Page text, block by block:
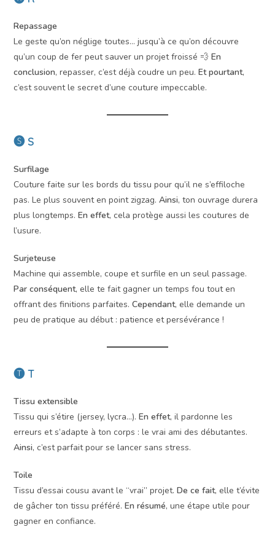
Repassage
Le geste qu’on néglige toutes… jusqu’à ce qu’on découvre
qu’un coup de fer peut sauver un projet froissé 💨En
conclusion, repasser, c’est déjà coudre un peu.Et pourtant,
c’est souvent le secret d’une couture impeccable.
🅢 S
Surfilage
Couture faite sur les bords du tissu pour qu’il ne s’effiloche
pas. Le plus souvent en point zigzag.Ainsi, ton ouvrage durera
plus longtemps.En effet, cela protège aussi les coutures de
l’usure.
Surjeteuse
Machine qui assemble, coupe et surfile en un seul passage.
Par conséquent, elle te fait gagner un temps fou tout en
offrant des finitions parfaites.Cependant, elle demande un
peu de pratique au début : patience et persévérance !
🅣 T
Tissu extensible
Tissu qui s’étire (jersey, lycra…).En effet, il pardonne les
erreurs et s’adapte à ton corps : le vrai ami des débutantes.
Ainsi, c’est parfait pour se lancer sans stress.
Toile
Tissu d’essai cousu avant le “vrai” projet.De ce fait, elle t’évite
de gâcher ton tissu préféré.En résumé, une étape utile pour
gagner en confiance.